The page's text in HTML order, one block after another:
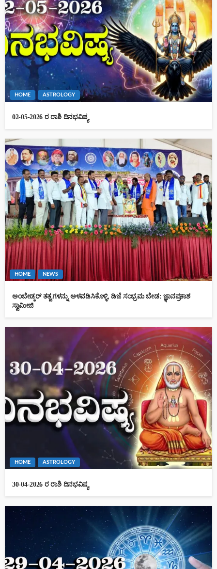
HOME ASTROLOGY
02-05-2026 ರ ರಾಶಿ ದಿನಭವಿಷ್ಯ
HOME NEWS
ಅಂಬೇಡ್ಕರ್ ತತ್ವಗಳನ್ನು ಅಳವಡಿಸಿಕೊಳ್ಳಿ, ಡಿಜೆ ಸಂಭ್ರಮ ಬೇಡ: ಜ್ಞಾನಪ್ರಕಾಶ
ಸ್ವಾಮೀಜಿ
HOME ASTROLOGY
30-04-2026 ರ ರಾಶಿ ದಿನಭವಿಷ್ಯ